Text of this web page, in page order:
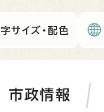
サイズ・配色
市政情報